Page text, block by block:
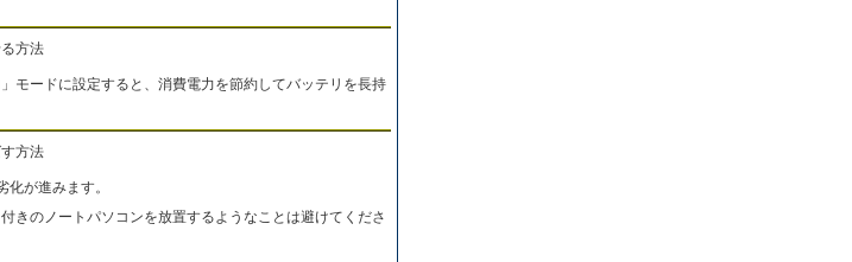
方法
モードに設定すると、消費電力を節約してバッテリを長持
方法
が進みます。
きのノートパソコンを放置するようなことは避けてくださ